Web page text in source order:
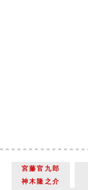
宮藤官九郎
神木隆之介